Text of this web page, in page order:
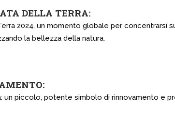
DELLA TERRA:
2024, un momento globale per concentrarsi
la bellezza della natura.
un piccolo, potente simbolo di rinnovamento e